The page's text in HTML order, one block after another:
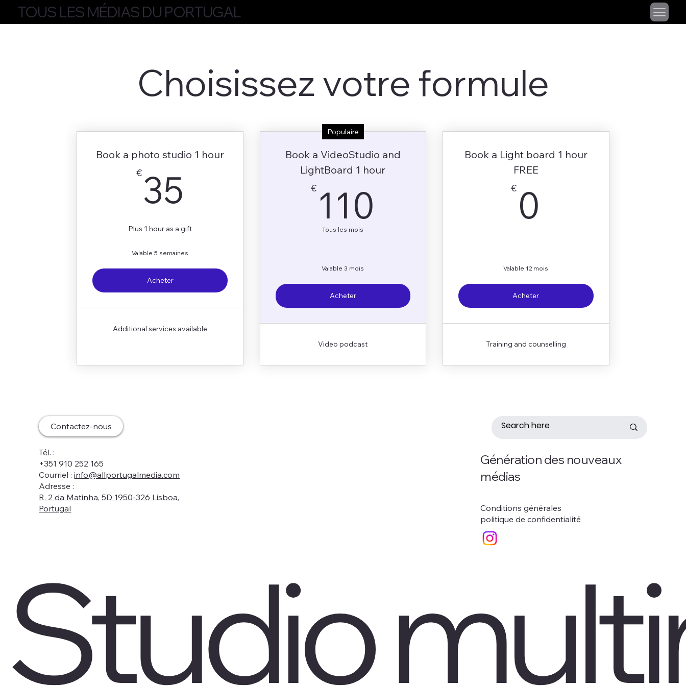
TOUS LES MÉDIAS DU PORTUGAL
Choisissez votre formule
Book a photo studio 1 hour
€ 35
Plus 1 hour as a gift
Valable 5 semaines
Acheter
Additional services available
Populaire
Book a VideoStudio and
LightBoard 1 hour
€ 110
Tous les mois
Valable 3 mois
Acheter
Video podcast
Book а Light board 1 hour
FREE
€ 0
Valable 12 mois
Acheter
Training and counselling
Contactez-nous
Tél. :
+351 910 252 165
Courriel :info@allportugalmedia.com
Adresse :
R. 2 da Matinha, 5D 1950-326 Lisboa,
Portugal
Génération des nouveaux
médias
Conditions générales
politique de confidentialité
Studio